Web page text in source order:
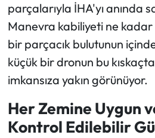
parçalarıyla İHA'yı anında
Manevra kabiliyeti ne kadar
bir parçacık bulutunun
küçük bir dronun bu
imkansıza yakın görünüyor.
Her Zemine Uygun
Kontrol Edilebilir